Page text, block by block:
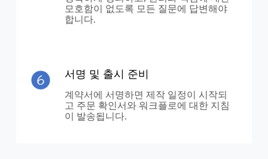
모호함이 없도록 모든 질문에 답변해야
합니다.
서명 및 출시 준비
계약서에 서명하면 제작 일정이 시작되
고 주문 확인서와 워크플로에 대한 지침
이 발송됩니다.